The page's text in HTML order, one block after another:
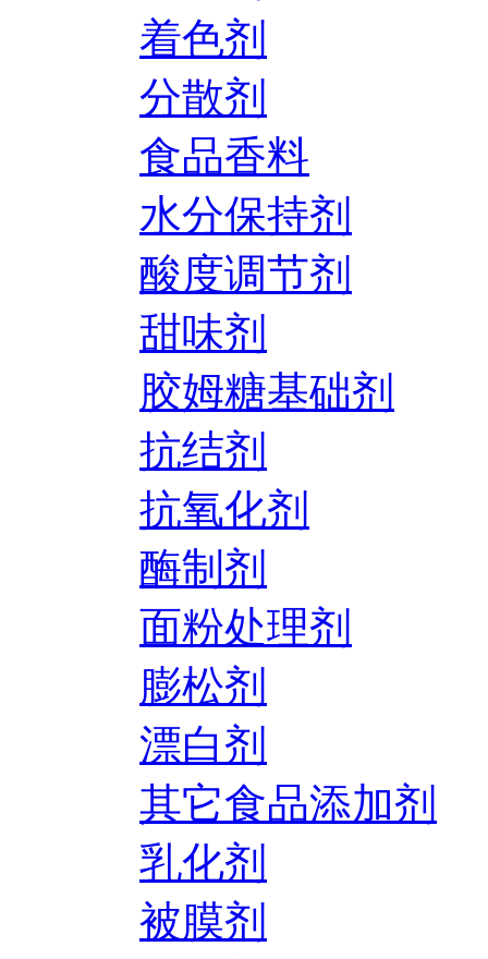
着色剂
分散剂
食品香料
水分保持剂
酸度调节剂
甜味剂
胶姆糖基础剂
抗结剂
抗氧化剂
酶制剂
面粉处理剂
膨松剂
漂白剂
其它食品添加剂
乳化剂
被膜剂